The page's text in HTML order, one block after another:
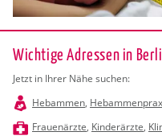
Wichtige Adressen in
Jetzt in Ihrer Nähe suchen:
Hebammen,
Frauenärzte, Kinderärzte,